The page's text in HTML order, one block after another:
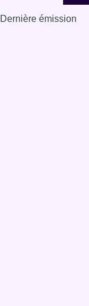
Dernière émission